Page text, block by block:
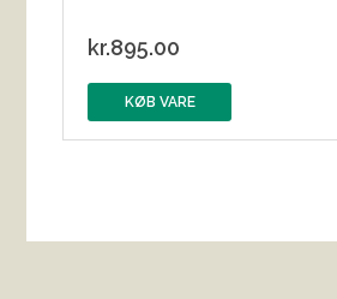
kr.895.00
KØB VARE